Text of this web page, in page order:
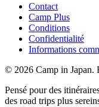
Contact
Camp Plus
Conditions
Confidentialité
Informations
© 2026 Camp in Japan.
Pensé pour des
des road trips plus